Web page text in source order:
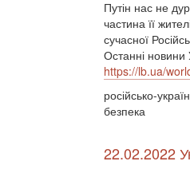
Путін нас не
частина її
сучасної
Останні новини
https://lb.ua/
російсько-
безпека
22.02.2022